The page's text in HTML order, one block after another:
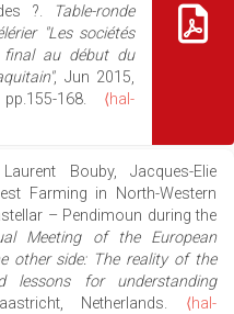
?.
Table-ronde
"Les sociétés
final au début du
, Jun 2015,
168. ⟨hal-
Bouby, Jacques-Elie
Farming in North-Western
– Pendimoun during the
Meeting of the European
other side: The reality of the
lessons for understanding
Netherlands. ⟨hal-